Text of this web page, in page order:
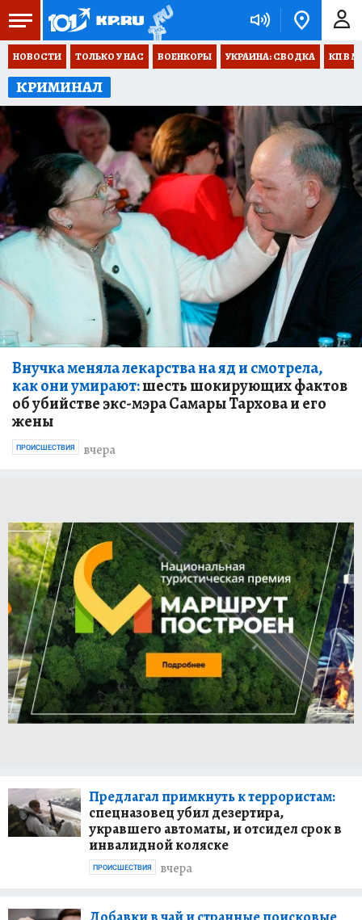
НОВОСТИ ТОЛЬКО У НАС ВОЕНКОРЫ УКРАИНА: СВОДКА КП В
КРИМИНАЛ
Внучка меняла лекарства на яд и смотрела,
как они умирают:шесть шокирующих фактов
об убийстве экс-мэра Самары Тархова и его
жены
вчера
ПРОИСШЕСТВИЯ
Предлагал примкнуть к террористам:
спецназовец убил дезертира,
укравшего автоматы, и отсидел срок в
инвалидной коляске
вчера
ПРОИСШЕСТВИЯ